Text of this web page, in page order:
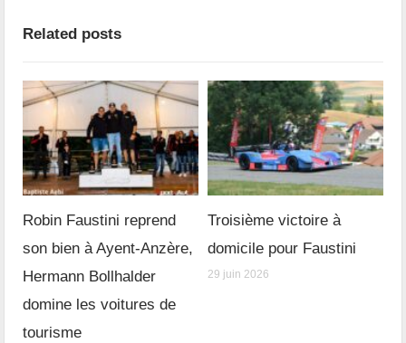
Related posts
Robin Faustini reprend
son bien à Ayent-Anzère,
Hermann Bollhalder
domine les voitures de
tourisme
Troisième victoire à
domicile pour Faustini
29 juin 2026